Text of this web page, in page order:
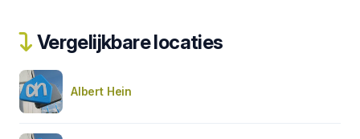
Vergelijkbare locaties
Albert Hein